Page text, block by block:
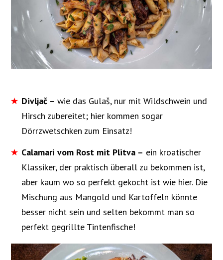
Divljač – wie das Gulaš, nur mit Wildschwein und
Hirsch zubereitet; hier kommen sogar
Dörrzwetschken zum Einsatz!
Calamari vom Rost mit Plitva – ein kroatischer
Klassiker, der praktisch überall zu bekommen ist,
aber kaum wo so perfekt gekocht ist wie hier. Die
Mischung aus Mangold und Kartoffeln könnte
besser nicht sein und selten bekommt man so
perfekt gegrillte Tintenfische!